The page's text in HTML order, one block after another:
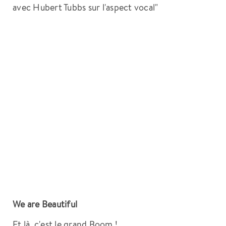
avec Hubert Tubbs sur l'aspect vocal"
We are Beautiful